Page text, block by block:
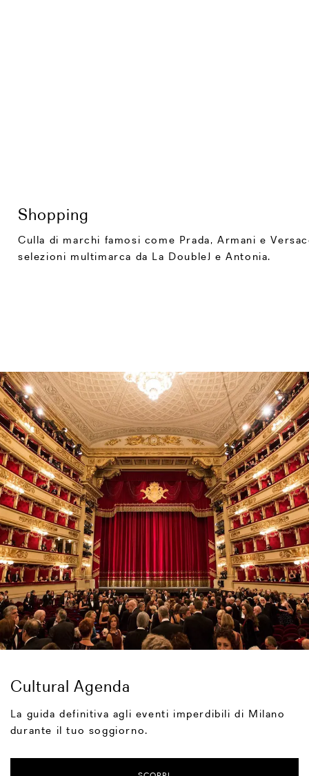
Shopping
Culla di marchi famosi come Prada, Armani e
selezioni multimarca da La DoubleJ e Antonia.
Cultural Agenda
La guida definitiva agli eventi imperdibili di Milano
durante il tuo soggiorno.